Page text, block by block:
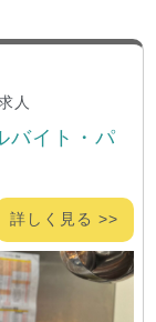
人
バイト・パ
詳しく見る >>